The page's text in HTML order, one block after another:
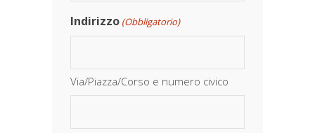
Indirizzo (Obbligatorio)
Via/Piazza/Corso e numero civico